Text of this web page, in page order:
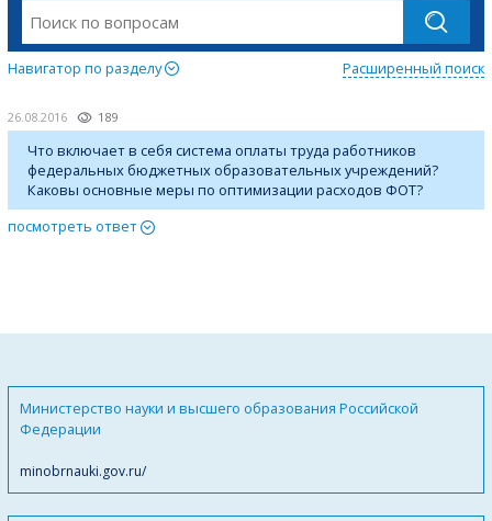
Навигатор по разделу Расширенный поиск
26.08.2016 189
Что включает в себя система оплаты труда работников
федеральных бюджетных образовательных учреждений?
Каковы основные меры по оптимизации расходов ФОТ?
посмотреть ответ
Министерство науки и высшего образования Российской
Федерации
minobrnauki.gov.ru/